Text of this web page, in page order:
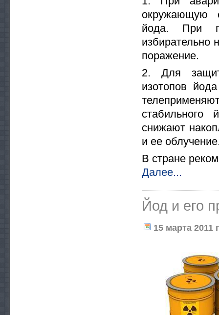
окружающую
йода. При
избирательно
поражение.
2. Для
изотопов
снижают
и ее
В стране
Далее...
Йод и его
15 марта 2011